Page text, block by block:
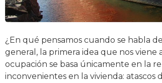
¿En qué pensamos cuando se habla
general, la primera idea que nos
ocupación se basa únicamente en la
inconvenientes en la vivienda: